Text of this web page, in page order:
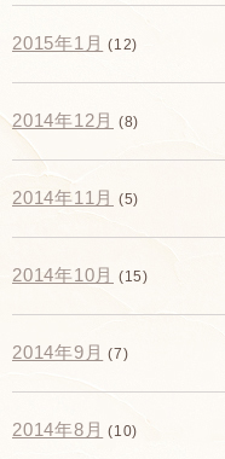
2015年1月 (12)
2014年12月 (8)
2014年11月 (5)
2014年10月 (15)
2014年9月 (7)
2014年8月 (10)